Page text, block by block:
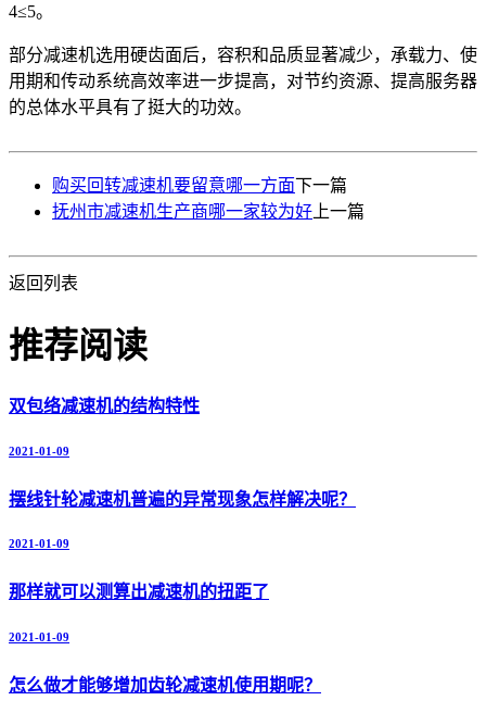
4≤5。
部分减速机选用硬齿面后，容积和品质显著减少，承载力、使
用期和传动系统高效率进一步提高，对节约资源、提高服务器
的总体水平具有了挺大的功效。
购买回转减速机要留意哪一方面下一篇
抚州市减速机生产商哪一家较为好 上一篇
返回列表
推荐阅读
双包络减速机的结构特性
2021-01-09
摆线针轮减速机普遍的异常现象怎样解决呢？
2021-01-09
那样就可以测算出减速机的扭距了
2021-01-09
怎么做才能够增加齿轮减速机使用期呢？